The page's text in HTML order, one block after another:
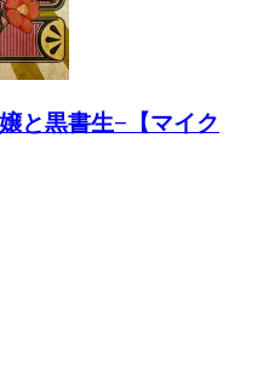
と黒書生−【マイク